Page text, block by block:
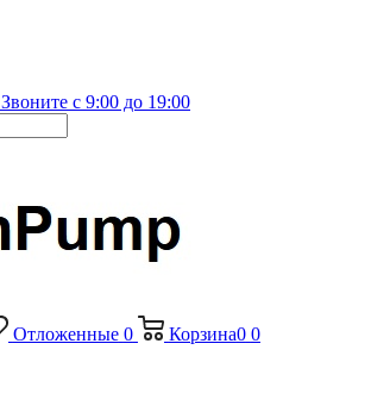
Звоните с 9:00 до 19:00
Отложенные 0 Корзина0 0